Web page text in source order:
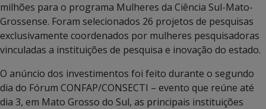
milhões para o programa Mulheres da Ciência Sul-Mato-
Grossense. Foram selecionados 26 projetos de pesquisas
exclusivamente coordenados por mulheres pesquisadoras
vinculadas a instituições de pesquisa e inovação do estado.
O anúncio dos investimentos foi feito durante o segundo
dia do Fórum CONFAP/CONSECTI – evento que reúne até
dia 3, em Mato Grosso do Sul, as principais instituições